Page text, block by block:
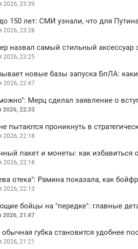
2026, 23:39
150 лет: СМИ узнали, что для
2026, 23:28
назвал самый стильный аксессуар
2026, 23:25
новые базы запуска БпЛА:
2026, 22:47
Мерц сделал заявление о
2026, 22:33
пытаются проникнуть в
2026, 22:18
пакет и монеты: как избавиться
2026, 22:18
отека": Рамина показала, как
2026, 22:13
бойцы на "передке": главные
2026, 21:47
губка становится удобнее
2026, 21:21